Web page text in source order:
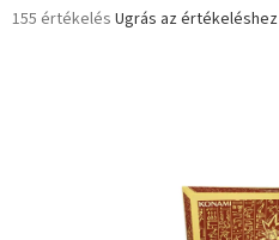
A
155 értékelés Ugrás az értékeléshez